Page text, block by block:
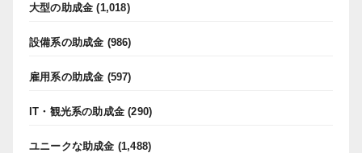
大型の助成金 (1,018)
設備系の助成金 (986)
雇用系の助成金 (597)
IT・観光系の助成金 (290)
ユニークな助成金 (1,488)